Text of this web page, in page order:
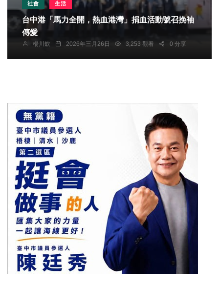
社會 生活
台中港「馬力全開，熱血港灣」捐血活動號召挽袖
傳愛
楊川欽 2026年三月26日 3,253 觀看 0 分享